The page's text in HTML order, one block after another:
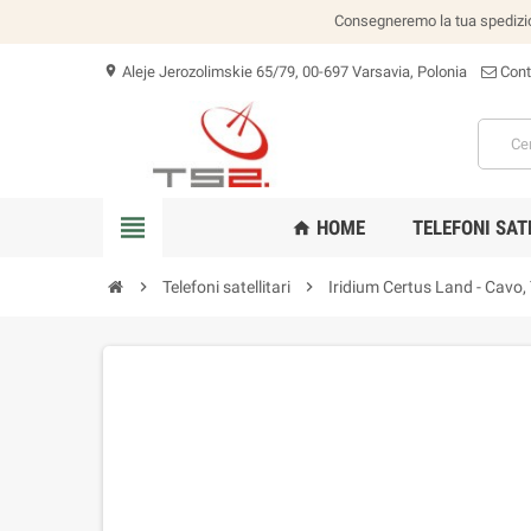
Consegneremo la tua
location_on Aleje Jerozolimskie 65/79, 00-697 Varsavia, Polonia
view_headline home HOME TELEFONI
chevron_right Telefoni satellitari chevron_right Iridium Certus Land -